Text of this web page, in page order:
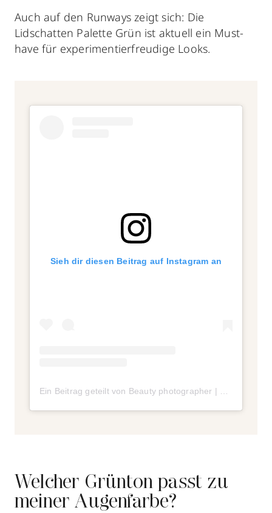
Auch auf den Runways zeigt sich: Die
Lidschatten Palette Grün ist aktuell ein Must-
have für experimentierfreudige Looks.
Sieh dir diesen Beitrag auf Instagram an
Welcher Grünton passt zu
meiner Augenfarbe?